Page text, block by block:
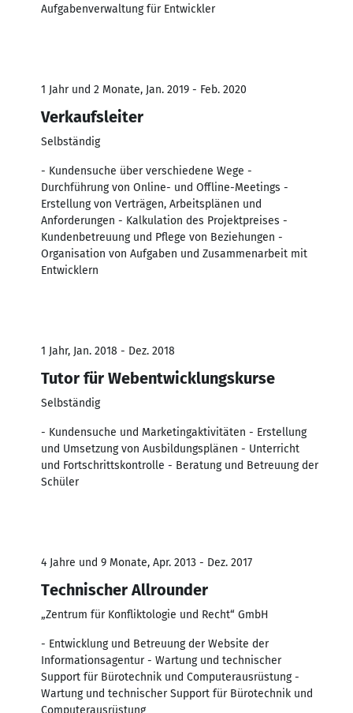
Aufgabenverwaltung für Entwickler
1 Jahr und 2 Monate, Jan. 2019 - Feb. 2020
Verkaufsleiter
Selbständig
- Kundensuche über verschiedene Wege -
Durchführung von Online- und Offline-Meetings -
Erstellung von Verträgen, Arbeitsplänen und
Anforderungen - Kalkulation des Projektpreises -
Kundenbetreuung und Pflege von Beziehungen -
Organisation von Aufgaben und Zusammenarbeit mit
Entwicklern
1 Jahr, Jan. 2018 - Dez. 2018
Tutor für Webentwicklungskurse
Selbständig
- Kundensuche und Marketingaktivitäten - Erstellung
und Umsetzung von Ausbildungsplänen - Unterricht
und Fortschrittskontrolle - Beratung und Betreuung der
Schüler
4 Jahre und 9 Monate, Apr. 2013 - Dez. 2017
Technischer Allrounder
„Zentrum für Konfliktologie und Recht“ GmbH
- Entwicklung und Betreuung der Website der
Informationsagentur - Wartung und technischer
Support für Bürotechnik und Computerausrüstung -
Wartung und technischer Support für Bürotechnik und
Computerausrüstung